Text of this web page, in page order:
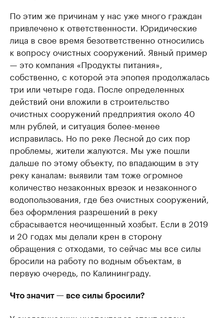
По этим же причинам у нас уже много граждан
привлечено к ответственности. Юридические
лица в свое время безответственно относились
к вопросу очистных сооружений. Явный пример
— это компания «Продукты питания»,
собственно, с которой эта эпопея продолжалась
три или четыре года. После определенных
действий они вложили в строительство
очистных сооружений предприятия около 40
млн рублей, и ситуация более-менее
исправилась. Но по реке Лесной до сих пор
проблемы, жители жалуются. Мы уже пошли
дальше по этому объекту, по впадающим в эту
реку каналам: выявили там тоже огромное
количество незаконных врезок и незаконного
водопользования, где без очистных сооружений,
без оформления разрешений в реку
сбрасывается неочищенный хозбыт. Если в 2019
и 20 годах мы делали крен в сторону
обращения с отходами, то сейчас мы все силы
бросили на работу по водным объектам, в
первую очередь, по Калининграду.
Что значит — все силы бросили?